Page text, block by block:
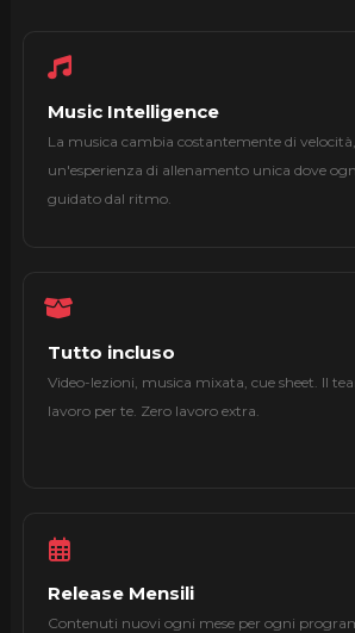
Music Intelligence
La musica cambia costantemente di
un'esperienza di allenamento unica dove
guidato dal ritmo.
Tutto incluso
Video-lezioni, musica mixata, cue sheet. Il
lavoro per te. Zero lavoro extra.
Release Mensili
Contenuti nuovi ogni mese per ogni